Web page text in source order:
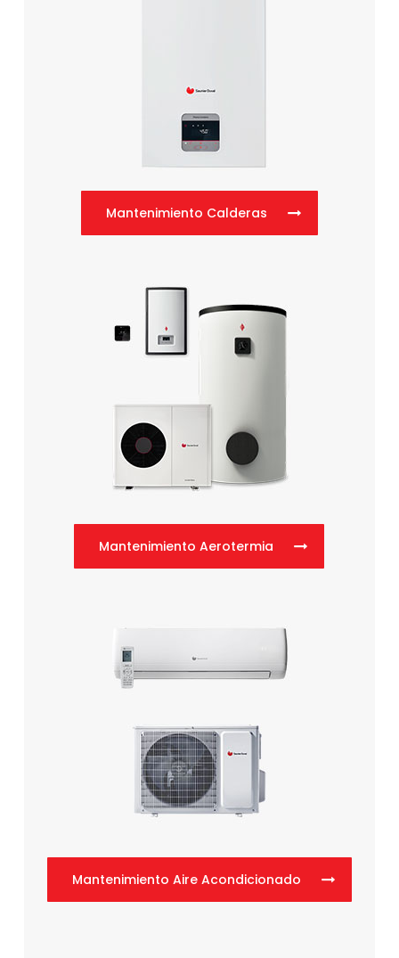
Mantenimiento Calderas
Mantenimiento Aerotermia
Mantenimiento Aire Acondicionado